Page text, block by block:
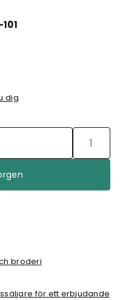
dig
broderi
för ett erbjudande